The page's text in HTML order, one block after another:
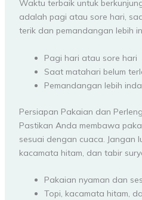
Waktu terbaik untuk
adalah pagi atau sore hari,
terik dan pemandangan lebih
Pagi hari atau sore hari
Saat matahari belum
Pemandangan lebih
Persiapan Pakaian dan
Pastikan Anda membawa
sesuai dengan cuaca. Jangan
kacamata hitam, dan tabir
Pakaian nyaman dan
Topi, kacamata hitam,